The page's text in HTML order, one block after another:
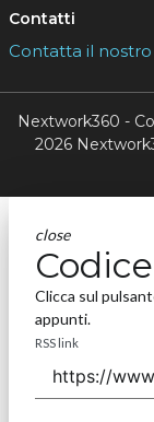
Contatti
Contatta il
Nextwork360 -
2026
close
Clicca sul
appunti.
RSS link